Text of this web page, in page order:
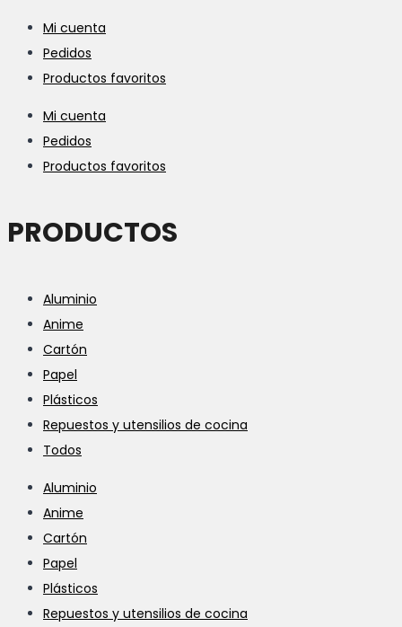
Mi cuenta
Pedidos
Productos favoritos
Mi cuenta
Pedidos
Productos favoritos
PRODUCTOS
Aluminio
Anime
Cartón
Papel
Plásticos
Repuestos y utensilios de cocina
Todos
Aluminio
Anime
Cartón
Papel
Plásticos
Repuestos y utensilios de cocina